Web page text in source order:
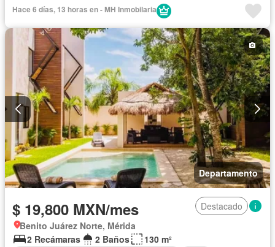
Hace 6 días, 13 horas en - MH Inmobilaria
Departamento
$ 19,800 MXN/mes
Destacado
Benito Juárez Norte, Mérida
2 Recámaras
2 Baños
130 m²